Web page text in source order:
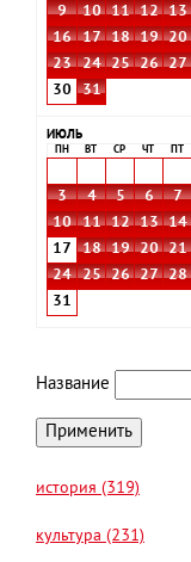
9
10 11 12 13
16
17 18 19 20
23
24 25 26 27
30
31
ИЮЛЬ
ПН ВТ СР ЧТ
3
4 5 6 7
10
11 12 13 14
17
18 19 20 21
24
25 26 27 28
31
Название
история (319)
культура (231)